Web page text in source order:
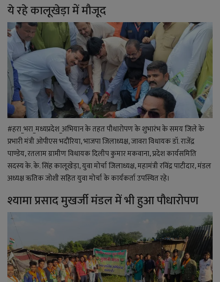
ये रहे कालूखेड़ा में मौजूद
#हरा_भरा_मध्यप्रदेश_अभियान के तहत पौधारोपण के शुभारंभ के समय जिले के
प्रभारी मंत्री ओपीएस भदौरिया, भाजपा जिलाध्यक्ष, जावरा विधायक डॉ. राजेंद्र
पाण्डेय, रतलाम ग्रामीण विधायक दिलीप कुमार मकवाना, प्रदेश कार्यसमिति
सदस्य के. के. सिंह कालूखेड़ा, युवा मोर्चा जिलाध्यक्ष, महामंत्री रविंद्र पाटीदार, मंडल
अध्यक्ष ऋतिक जोशी सहित युवा मोर्चा के कार्यकर्ता उपस्थित रहे।
श्यामा प्रसाद मुखर्जी मंडल में भी हुआ पौधारोपण